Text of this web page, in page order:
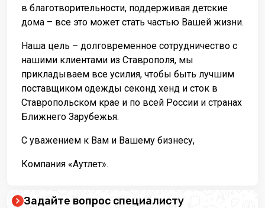
в благотворительности, поддерживая детские
дома – все это может стать частью Вашей жизни.
Наша цель – долговременное сотрудничество с
нашими клиентами из Ставрополя, мы
прикладываем все усилия, чтобы быть лучшим
поставщиком одежды секонд хенд и сток в
Ставропольском крае и по всей России и странах
Ближнего Зарубежья.
С уважением к Вам и Вашему бизнесу,
Компания «Аутлет».
Задайте вопрос специалисту